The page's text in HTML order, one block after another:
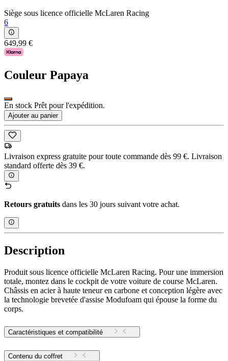
Siège sous licence officielle McLaren Racing
6
649,99 €
Couleur Papaya
En stock Prêt pour l'expédition.
Ajouter au panier
Livraison express gratuite pour toute commande dès 99 €. Livraison
standard offerte dès 39 €.
Retours gratuits dans les 30 jours suivant votre achat.
Description
Produit sous licence officielle McLaren Racing. Pour une immersion
totale, montez dans le cockpit de votre voiture de course McLaren.
Châssis en acier à haute teneur en carbone et conception légère avec
la technologie brevetée d'assise Modufoam qui épouse la forme du
corps.
Caractéristiques et compatibilité
Contenu du coffret